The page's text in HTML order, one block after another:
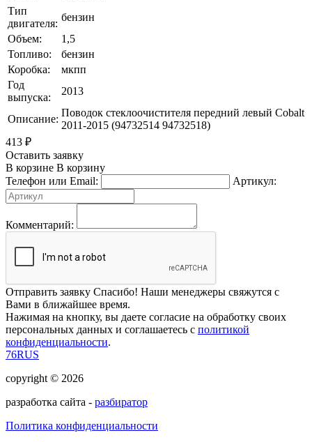
Тип
двигателя:
бензин
Объем:
1,5
Топливо:
бензин
Коробка:
мкпп
Год
выпуска:
2013
Описание:
Поводок стеклоочистителя передний левый Cobalt
2011-2015 (94732514 94732518)
413 ₽
Оставить заявку
В корзине В корзину
Телефон или Email:
Артикул:
Комментарий:
Отправить заявку Спасибо! Наши менеджеры свяжутся с
Вами в ближайшее время.
Нажимая на кнопку, вы даете согласие на обработку своих
персональных данных и соглашаетесь с политикой
конфиденциальности.
76RUS
copyright © 2026
разработка сайта - разбиратор
Политика конфиденциальности